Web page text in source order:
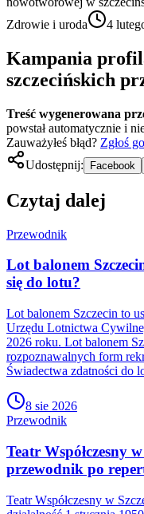
Zdrowie i uroda
4
Kampania
szczecińskich
Treść wygenerowana
powstał automatycznie i
Zauważyłeś błąd? Zgłoś
Udostępnij:
Facebook
Czytaj dalej
Przewodnik
Lot balonem
się do lotu?
Lot balonem Szczecin to
Urzędu Lotnictwa
2026 roku. Lot balonem
rozpoznawalnych form
Świadectwa zdatności do
8 sie 2026
Przewodnik
Teatr Współczesny
przewodnik po
Teatr Współczesny w